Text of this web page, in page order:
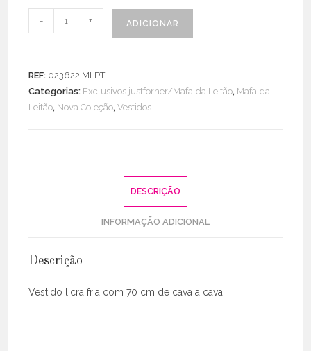
Quantidade
de
Gola
Padre
- + ADICIONAR
REF: 023622 MLPT
Categorias: Exclusivos justforher/Mafalda Leitão, Mafalda
Leitão, Nova Coleção,Vestidos
DESCRIÇÃO
INFORMAÇÃO ADICIONAL
Descrição
Vestido licra fria com 70 cm de cava a cava.